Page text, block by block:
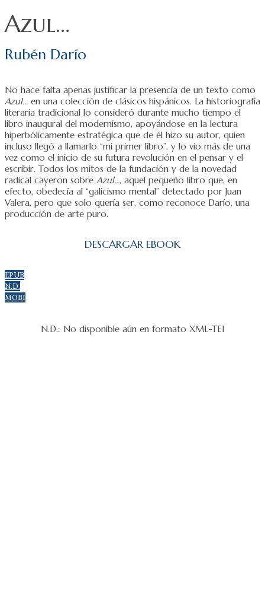
Azul…
Rubén Darío
No hace falta apenas justificar la presencia de un texto como
Azul… en una colección de clásicos hispánicos. La historiografía
literaria tradicional lo consideró durante mucho tiempo el
libro inaugural del modernismo, apoyándose en la lectura
hiperbólicamente estratégica que de él hizo su autor, quien
incluso llegó a llamarlo “mi primer libro”, y lo vio más de una
vez como el inicio de su futura revolución en el pensar y el
escribir. Todos los mitos de la fundación y de la novedad
radical cayeron sobre Azul…, aquel pequeño libro que, en
efecto, obedecía al “galicismo mental” detectado por Juan
Valera, pero que solo quería ser, como reconoce Darío, una
producción de arte puro.
DESCARGAR EBOOK
EPUB
N.D.
MOBI
N.D.: No disponible aún en formato XML-TEI